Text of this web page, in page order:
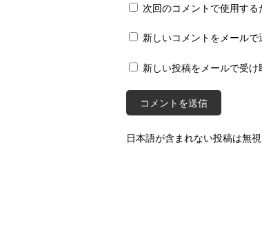
次回のコメントで使用する
新しいコメントをメールで
新しい投稿をメールで受け
日本語が含まれない投稿は無